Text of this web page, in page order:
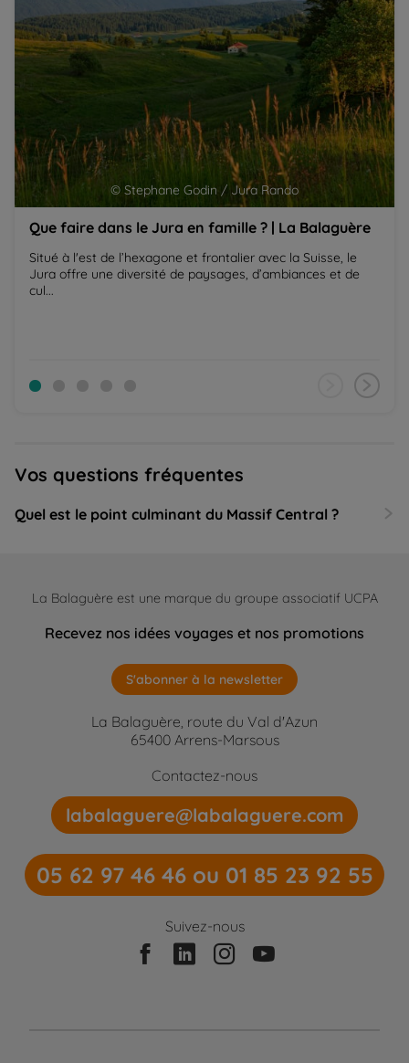
© Stephane Godin / Jura Rando
Que faire dans le Jura en famille ? | La Balaguère
Situé à l'est de l’hexagone et frontalier avec la Suisse, le
Jura offre une diversité de paysages, d’ambiances et de
cul...
Vos questions fréquentes
Quel est le point culminant du Massif Central ?
La Balaguère est une marque du groupe associatif UCPA
Recevez nos idées voyages et nos promotions
S'abonner à la newsletter
La Balaguère, route du Val d'Azun
65400 Arrens-Marsous
Contactez-nous
labalaguere@labalaguere.com
05 62 97 46 46 ou 01 85 23 92 55
Suivez-nous